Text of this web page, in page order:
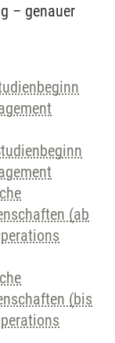
– genauer
(ab
(bis